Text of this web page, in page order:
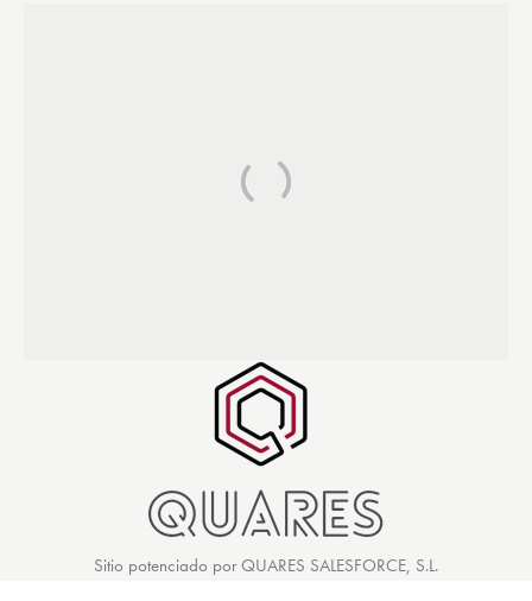
Sitio potenciado por QUARES SALESFORCE, S.L.